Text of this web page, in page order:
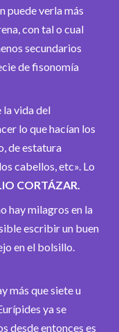
puede verla más
con tal o cual
secundarios
de fisonomía
la vida del
lo que hacían los
de estatura
cabellos, etc». Lo
CORTÁZAR.
hay milagros en la
escribir un buen
en el bolsillo.
más que siete u
ya se
desde entonces es